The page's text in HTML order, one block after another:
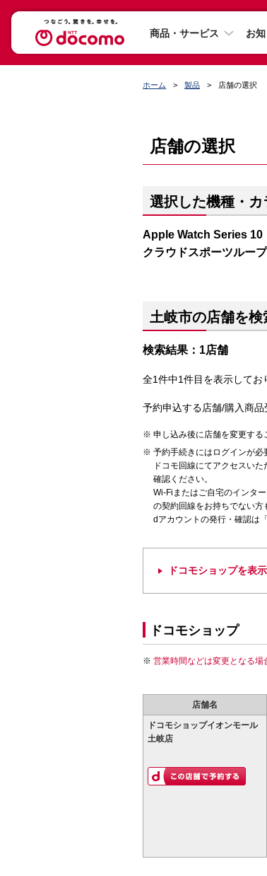
商品・サービス お
ホーム 製品 店舗の選択
店舗の選択
選択した機種・カ
Apple Watch Series 10
クラウドスポーツループ
土岐市の店舗を
検索結果：1店舗
全1件中1件目を表示してお
予約申込する店舗/購入商品
申し込み後に店舗を変更する
予約手続きにはログインが必
ドコモ回線にてアクセスい
確認ください。
Wi-Fiまたはご自宅のインタ
の契約回線をお持ちでない方
dアカウントの発行・確認は「
ドコモショップを表示
ドコモショップ
営業時間などは変更となる
店舗名
ドコモショップイオンモール
土岐店